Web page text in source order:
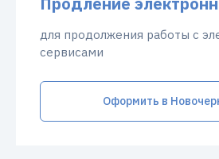
для продолжения работы с
сервисами
Оформить в